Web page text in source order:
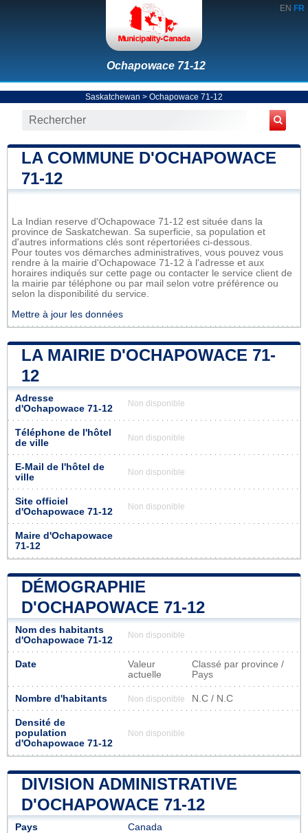
EN FR
Ochapowace 71-12
Saskatchewan > Ochapowace 71-12
LA COMMUNE D'OCHAPOWACE
71-12
La Indian reserve d'Ochapowace 71-12 est située dans la
province de Saskatchewan. Sa superficie, sa population et
d'autres informations clés sont répertoriées ci-dessous.
Pour toutes vos démarches administratives, vous pouvez vous
rendre à la mairie d'Ochapowace 71-12 à l'adresse et aux
horaires indiqués sur cette page ou contacter le service client de
la mairie par téléphone ou par mail selon votre préférence ou
selon la disponibilité du service.
Mettre à jour les données
LA MAIRIE D'OCHAPOWACE 71-
12
Adresse
d'Ochapowace 71-12
Non disponible
Téléphone de l'hôtel
de ville
Non disponible
E-Mail de l'hôtel de
ville
Non disponible
Site officiel
d'Ochapowace 71-12
Non disponible
Maire d'Ochapowace
71-12
DÉMOGRAPHIE
D'OCHAPOWACE 71-12
Nom des habitants
d'Ochapowace 71-12
Non disponible
Date
Valeur
actuelle
Classé par province /
Pays
Nombre d'habitants Non disponible N.C / N.C
Densité de
population
d'Ochapowace 71-12
Non disponible
DIVISION ADMINISTRATIVE
D'OCHAPOWACE 71-12
Pays Canada